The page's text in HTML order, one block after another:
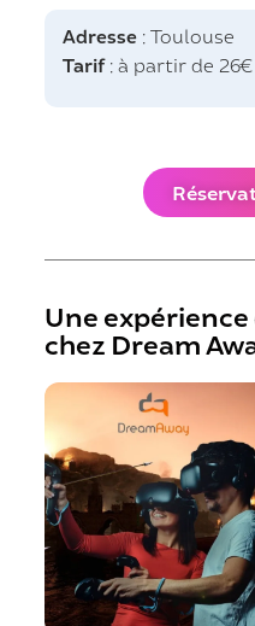
Adresse : Toulouse
Tarif: à partir de 26€
Une
chez Dream